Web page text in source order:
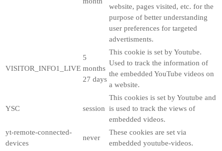
website, pages visited, etc. for the
purpose of better understanding
user preferences for targeted
advertisments.
VISITOR_INFO1_LIVE
5
months
27 days
This cookie is set by Youtube.
Used to track the information of
the embedded YouTube videos on
a website.
YSC session
This cookies is set by Youtube and
is used to track the views of
embedded videos.
yt-remote-connected-
devices
never
These cookies are set via
embedded youtube-videos.